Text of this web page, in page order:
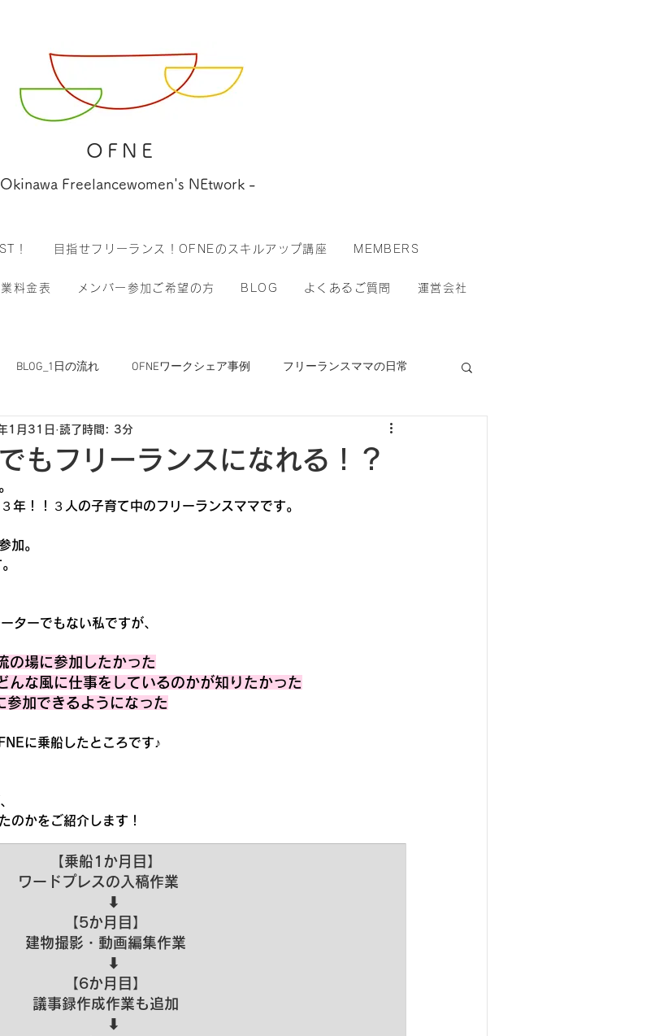
OFNE
Freelancewomen's NEtwork -
！ 目指せフリーランス！OFNEのスキルアップ講座 MEMBERS
料金表 メンバー参加ご希望の方 BLOG よくあるご質問 運営会社
BLOG_1日の流れ OFNEワークシェア事例 フリーランスママの日常
毎日
もフリーランスになれる！？
1月31日 読了時間: 3分
年！！３人の子育て中のフリーランスママです。
加。
ターでもない私ですが、
の場に参加したかった
んな風に仕事をしているのかが知りたかった
参加できるようになった
に乗船したところです♪
のかをご紹介します！
【乗船1か月目】
ワードプレスの入稿作業
⬇︎
【5か月目】
建物撮影・動画編集作業
⬇︎
【6か月目】
議事録作成作業も追加
⬇︎